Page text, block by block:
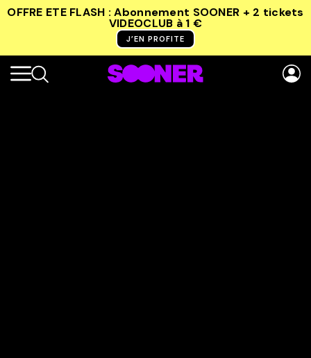
OFFRE ETE FLASH : Abonnement SOONER + 2 tickets
VIDEOCLUB à 1 €
J’EN PROFITE